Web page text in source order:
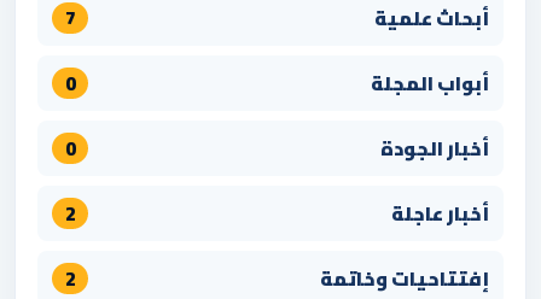
أبحاث علمية
7
أبواب المجلة
0
أخبار الجودة
0
أخبار عاجلة
2
إفتتاحيات وخاتمة
2